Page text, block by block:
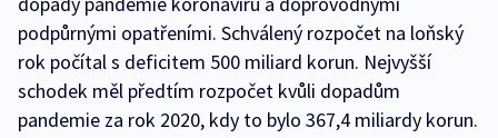
podpůrnými opatřeními. Schválený rozpočet na loňský
rok počítal s deficitem 500 miliard korun. Nejvyšší
schodek měl předtím rozpočet kvůli dopadům
pandemie za rok 2020, kdy to bylo 367,4 miliardy korun.